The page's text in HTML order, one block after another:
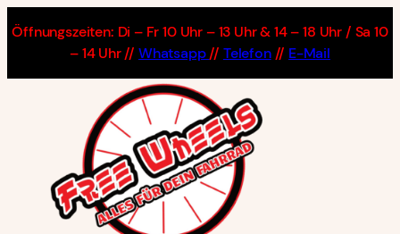
Inhalt
Öffnungszeiten: Di – Fr 10 Uhr – 13 Uhr & 14 – 18 Uhr / Sa 10
– 14 Uhr // Whatsapp// Telefon// E-Mail